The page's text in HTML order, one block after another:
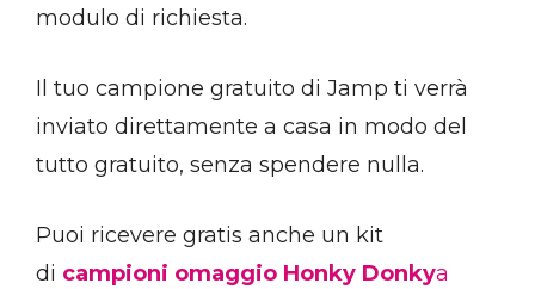
modulo di richiesta.
Il tuo campione gratuito di Jamp ti verrà
inviato direttamente a casa in modo del
tutto gratuito, senza spendere nulla.
Puoi ricevere gratis anche un kit
di campioni omaggio Honky Donkya